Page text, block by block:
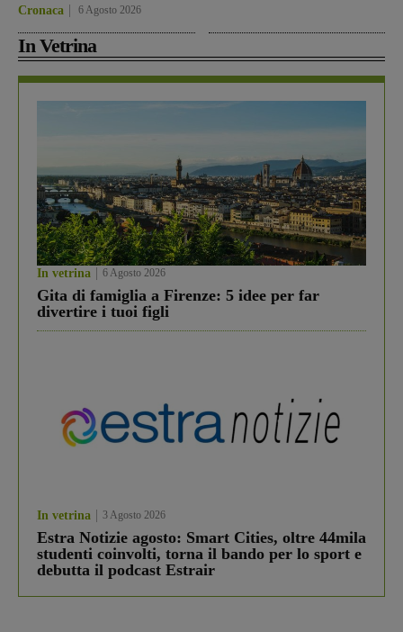
Cronaca 6 Agosto 2026
In Vetrina
In vetrina 6 Agosto 2026
Gita di famiglia a Firenze: 5 idee per far
divertire i tuoi figli
In vetrina 3 Agosto 2026
Estra Notizie agosto: Smart Cities, oltre 44mila
studenti coinvolti, torna il bando per lo sport e
debutta il podcast Estrair